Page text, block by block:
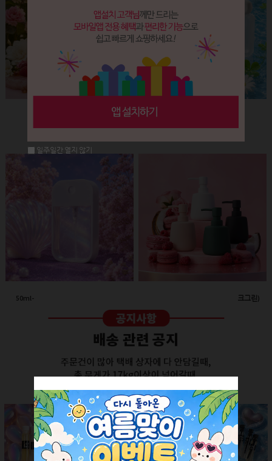
50ml-애플 스프레이(투명/화이트캡)
회원공개
260ml-고급세라믹 펌프용기(다크그린)
회원공개
더보기 +
일주일간 열지 않기